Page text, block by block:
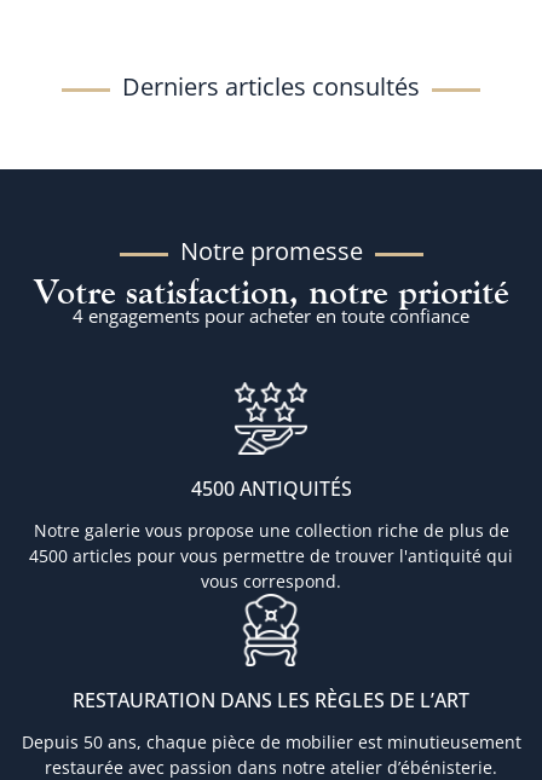
Derniers articles consultés
Notre promesse
Votre satisfaction, notre priorité
4 engagements pour acheter en toute confiance
4500 ANTIQUITÉS
Notre galerie vous propose une collection riche de plus de
4500 articles pour vous permettre de trouver l'antiquité qui
vous correspond.
RESTAURATION DANS LES RÈGLES DE L’ART
Depuis 50 ans, chaque pièce de mobilier est minutieusement
restaurée avec passion dans notre atelier d’ébénisterie.